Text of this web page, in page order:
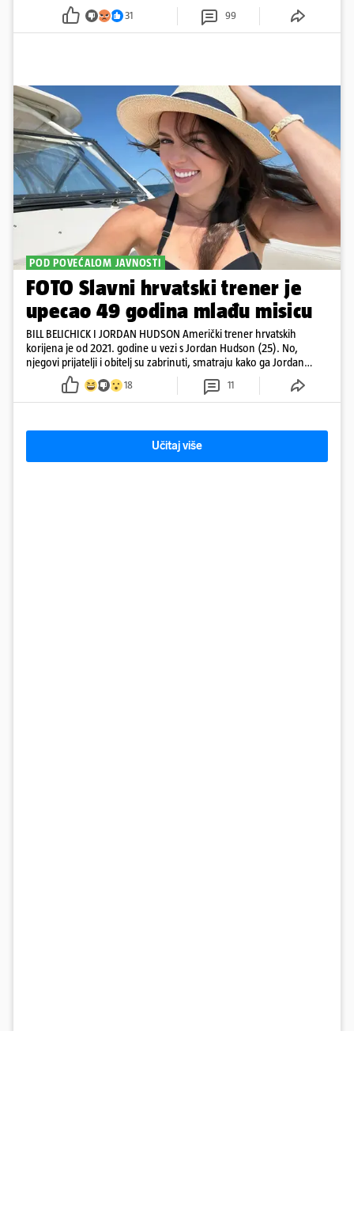
pažnju odvlačila ljepotica iza klupe
31 99
POD POVEĆALOM JAVNOSTI
FOTO Slavni hrvatski trener je
upecao 49 godina mlađu misicu
BILL BELICHICK I JORDAN HUDSON Američki trener hrvatskih
korijena je od 2021. godine u vezi s Jordan Hudson (25). No,
njegovi prijatelji i obitelj su zabrinuti, smatraju kako ga Jordan
kontrolira
18 11
Učitaj više